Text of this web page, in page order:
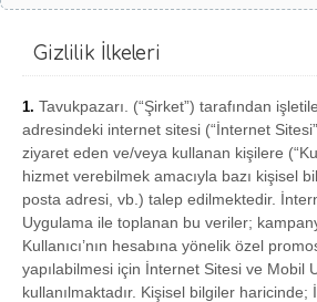
Gizlilik İlkeleri
1. Tavukpazarı. (“Şirket”) tarafından
adresindeki internet sitesi (“İnternet
ziyaret eden ve/veya kullanan kişilere
hizmet verebilmek amacıyla bazı kişisel
posta adresi, vb.) talep edilmektedir.
Uygulama ile toplanan bu veriler;
Kullanıcı’nın hesabına yönelik özel
yapılabilmesi için İnternet Sitesi ve Mobil
kullanılmaktadır. Kişisel bilgiler haricinde;